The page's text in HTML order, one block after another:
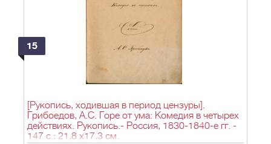
15
[Рукопись, ходившая в период цензуры].
Грибоедов, А.С. Горе от ума: Комедия в четырех
действиях. Рукопись.- Россия, 1830-1840-е гг. -
147 с.; 21,8 х17,3 см.